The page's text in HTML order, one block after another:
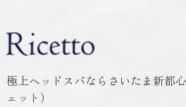
極上ヘッドスパならさいたま新都
ェット）